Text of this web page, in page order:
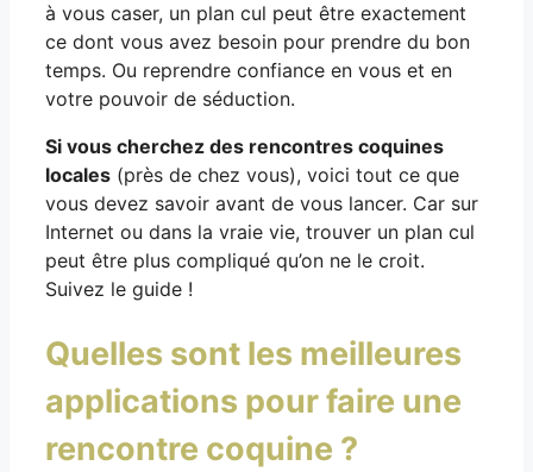
à vous caser, un plan cul peut être exactement
ce dont vous avez besoin pour prendre du bon
temps. Ou reprendre confiance en vous et en
votre pouvoir de séduction.
Si vous cherchez des rencontres coquines
locales (près de chez vous), voici tout ce que
vous devez savoir avant de vous lancer. Car sur
Internet ou dans la vraie vie, trouver un plan cul
peut être plus compliqué qu’on ne le croit.
Suivez le guide !
Quelles sont les meilleures
applications pour faire une
rencontre coquine ?